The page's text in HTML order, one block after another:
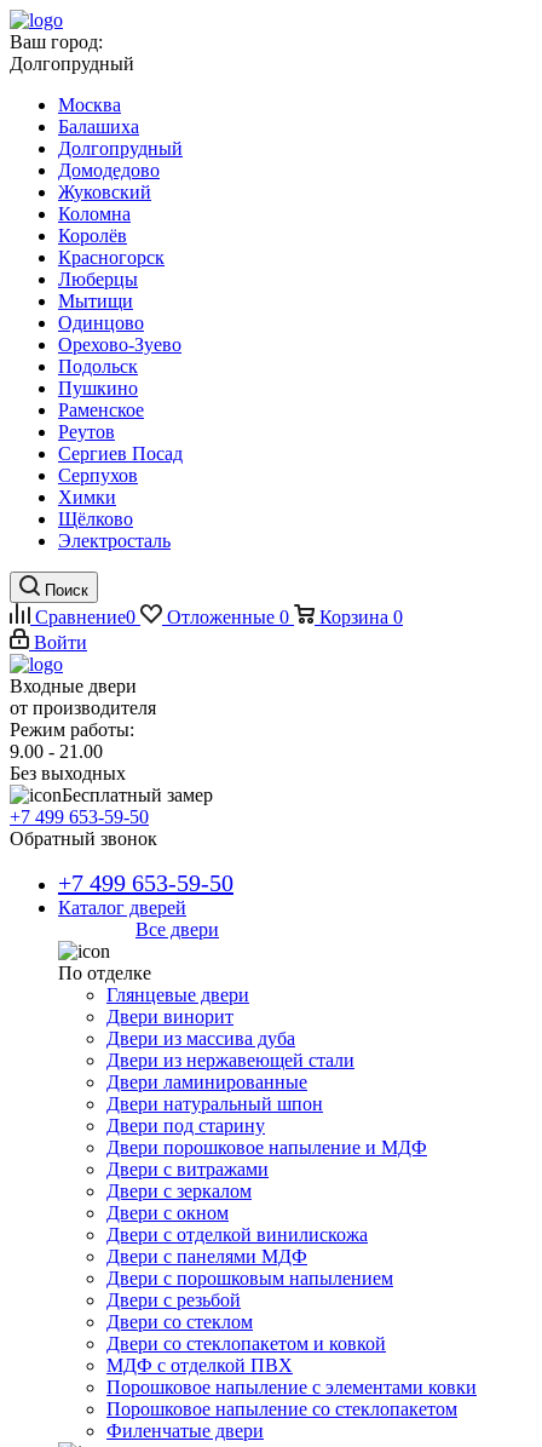
Ваш город:
Долгопрудный
Москва
Балашиха
Долгопрудный
Домодедово
Жуковский
Коломна
Королёв
Красногорск
Люберцы
Мытищи
Одинцово
Орехово-Зуево
Подольск
Пушкино
Раменское
Реутов
Сергиев Посад
Серпухов
Химки
Щёлково
Электросталь
Поиск
Сравнение0 Отложенные 0 Корзина 0
Войти
Входные двери
от производителя
Режим работы:
9.00 - 21.00
Без выходных
Бесплатный замер
+7 499 653-59-50
Обратный звонок
+7 499 653-59-50
Каталог дверей
Все двери
По отделке
Глянцевые двери
Двери винорит
Двери из массива дуба
Двери из нержавеющей стали
Двери ламинированные
Двери натуральный шпон
Двери под старину
Двери порошковое напыление и МДФ
Двери с витражами
Двери с зеркалом
Двери с окном
Двери с отделкой винилискожа
Двери с панелями МДФ
Двери с порошковым напылением
Двери с резьбой
Двери со стеклом
Двери со стеклопакетом и ковкой
МДФ с отделкой ПВХ
Порошковое напыление с элементами ковки
Порошковое напыление со стеклопакетом
Филенчатые двери